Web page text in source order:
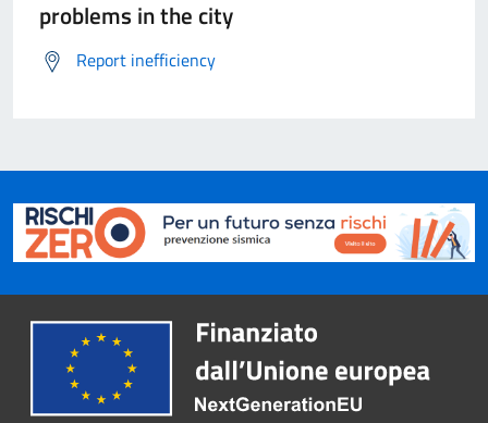
problems in the city
Report inefficiency